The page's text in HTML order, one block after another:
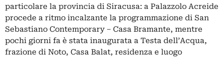
particolare la provincia di Siracusa: a Palazzolo Acreide
procede a ritmo incalzante la programmazione di San
Sebastiano Contemporary – Casa Bramante, mentre
pochi giorni fa è stata inaugurata a Testa dell’Acqua,
frazione di Noto, Casa Balat, residenza e luogo